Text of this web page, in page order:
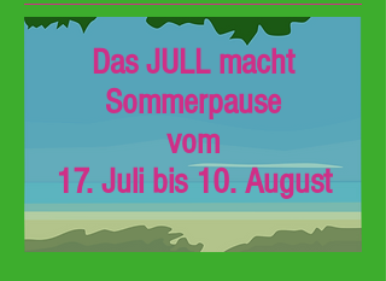
Das JULL macht
Sommerpause
vom
17. Juli bis 10. August